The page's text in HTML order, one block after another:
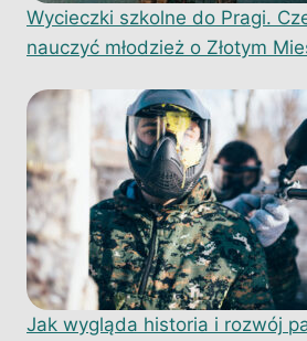
Wycieczki szkolne do Pragi.
nauczyć młodzież o Złotym
Jak wygląda historia i rozwój